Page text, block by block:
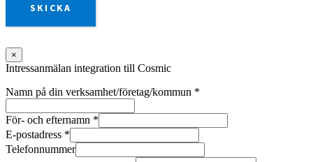
SKICKA
×
Intressanmälan integration till Cosmic
Namn på din verksamhet/företag/kommun *
För- och efternamn *
E-postadress *
Telefonnummer